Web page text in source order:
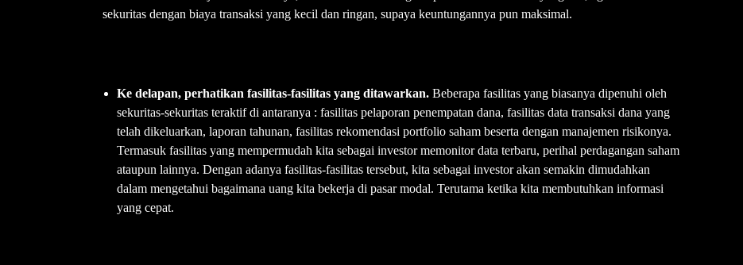
sekuritas dengan biaya transaksi yang kecil dan ringan, supaya keuntungannya pun maksimal.
Ke delapan, perhatikan fasilitas-fasilitas yang ditawarkan. Beberapa fasilitas yang biasanya dipenuhi oleh
sekuritas-sekuritas teraktif di antaranya : fasilitas pelaporan penempatan dana, fasilitas data transaksi dana yang
telah dikeluarkan, laporan tahunan, fasilitas rekomendasi portfolio saham beserta dengan manajemen risikonya.
Termasuk fasilitas yang mempermudah kita sebagai investor memonitor data terbaru, perihal perdagangan saham
ataupun lainnya. Dengan adanya fasilitas-fasilitas tersebut, kita sebagai investor akan semakin dimudahkan
dalam mengetahui bagaimana uang kita bekerja di pasar modal. Terutama ketika kita membutuhkan informasi
yang cepat.